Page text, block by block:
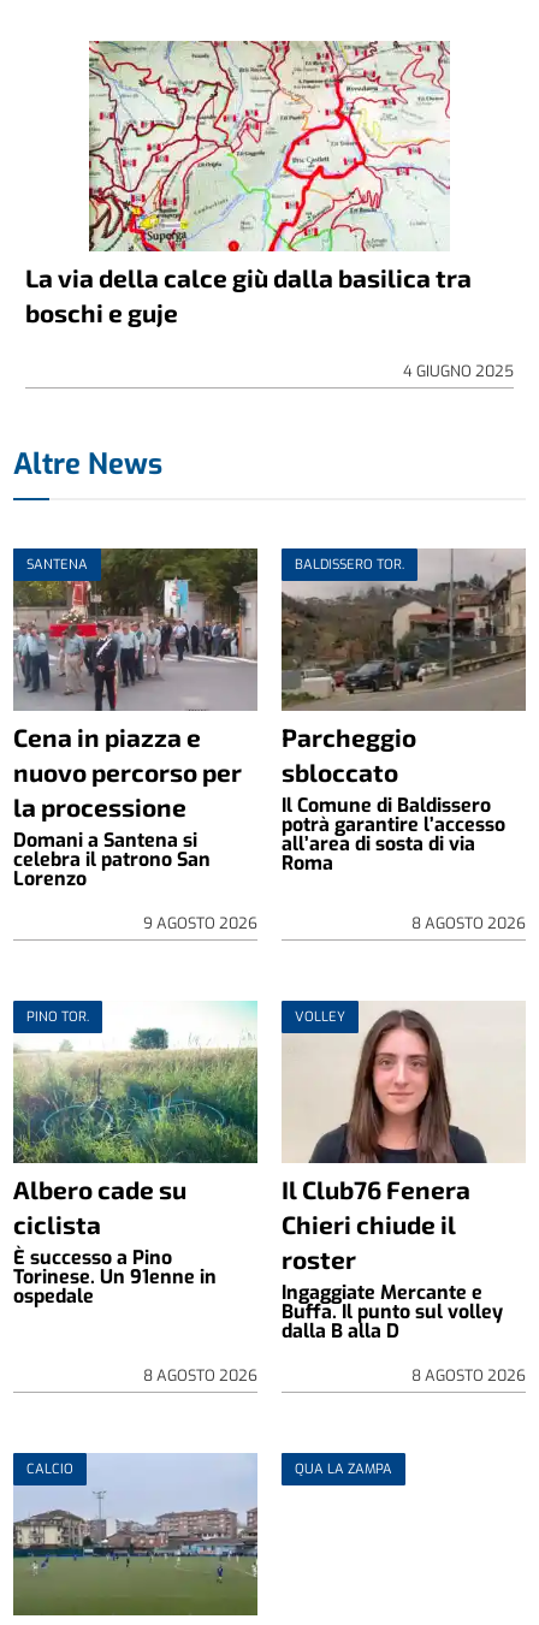
La via della calce giù dalla basilica tra
boschi e guje
4 GIUGNO 2025
Altre News
SANTENA
Cena in piazza e
nuovo percorso per
la processione
Domani a Santena si
celebra il patrono San
Lorenzo
9 AGOSTO 2026
BALDISSERO TOR.
Parcheggio
sbloccato
Il Comune di Baldissero
potrà garantire l’accesso
all’area di sosta di via
Roma
8 AGOSTO 2026
PINO TOR.
Albero cade su
ciclista
È successo a Pino
Torinese. Un 91enne in
ospedale
8 AGOSTO 2026
VOLLEY
Il Club76 Fenera
Chieri chiude il
roster
Ingaggiate Mercante e
Buffa. Il punto sul volley
dalla B alla D
8 AGOSTO 2026
CALCIO QUA LA ZAMPA